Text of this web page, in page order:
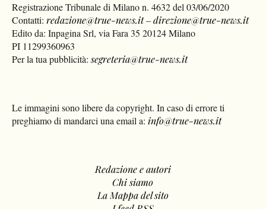
Registrazione Tribunale di Milano n. 4632 del 03/06/2020
Contatti:redazione@true-news.it–direzione@true-news.it
Edito da: Inpagina Srl, via Fara 35 20124 Milano
PI 11299360963
Per la tua pubblicità:segreteria@true-news.it
Le immagini sono libere da copyright. In caso di errore ti
preghiamo di mandarci una email a: info@true-news.it
Redazione e autori
Chi siamo
La Mappa del sito